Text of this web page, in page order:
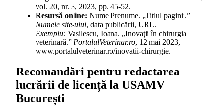
vol. 20, nr. 3, 2023, pp. 45-52.
Resursă online: Nume Prenume. „Titlul paginii.”
Numele site-ului, data publicării, URL.
Exemplu: Vasilescu, Ioana. „Inovații în chirurgia
veterinară.” PortalulVeterinar.ro, 12 mai 2023,
www.portalulveterinar.ro/inovatii-chirurgie.
Recomandări pentru redactarea
lucrării de licență la USAMV
București